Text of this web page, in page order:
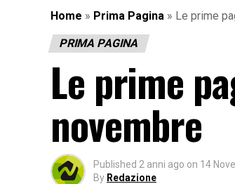
Home » Prima Pagina » Le prime
PRIMA PAGINA
Le prime
novembre
Published 2 anni ago on 14
By Redazione